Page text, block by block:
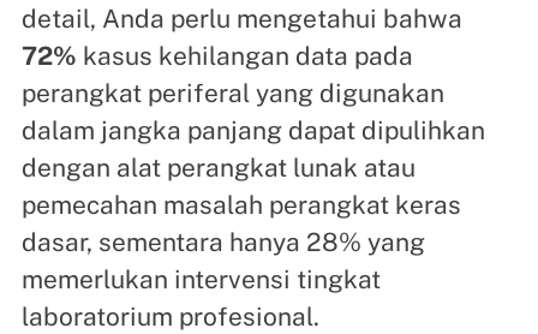
detail, Anda perlu mengetahui bahwa
72% kasus kehilangan data pada
perangkat periferal yang digunakan
dalam jangka panjang dapat dipulihkan
dengan alat perangkat lunak atau
pemecahan masalah perangkat keras
dasar, sementara hanya 28% yang
memerlukan intervensi tingkat
laboratorium profesional.